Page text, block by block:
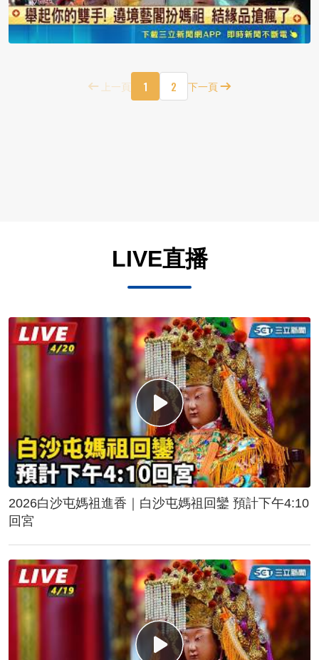
上一頁 1 2 下一頁
LIVE直播
2026白沙屯媽祖進香｜白沙屯媽祖回鑾 預計下午4:10
回宮